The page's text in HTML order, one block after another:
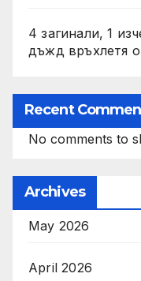
4 загинали, 1
дъжд връхлетя
Recent
No comments to
Archives
May 2026
April 2026